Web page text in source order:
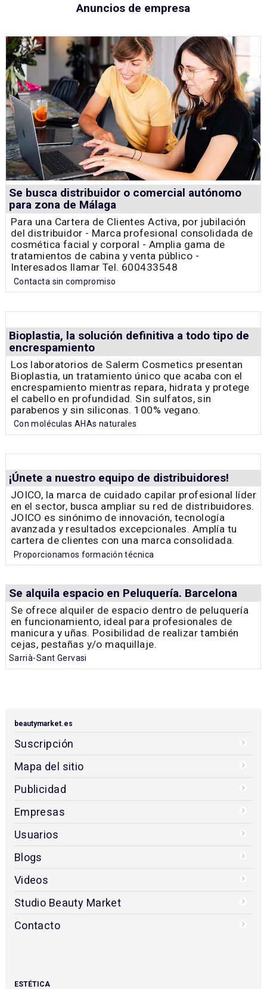
Anuncios de empresa
Se busca distribuidor o comercial autónomo
para zona de Málaga
Para una Cartera de Clientes Activa, por jubilación
del distribuidor - Marca profesional consolidada de
cosmética facial y corporal - Amplia gama de
tratamientos de cabina y venta público -
Interesados llamar Tel. 600433548
Contacta sin compromiso
Bioplastia, la solución definitiva a todo tipo de
encrespamiento
Los laboratorios de Salerm Cosmetics presentan
Bioplastia, un tratamiento único que acaba con el
encrespamiento mientras repara, hidrata y protege
el cabello en profundidad. Sin sulfatos, sin
parabenos y sin siliconas. 100% vegano.
Con moléculas AHAs naturales
¡Únete a nuestro equipo de distribuidores!
JOICO, la marca de cuidado capilar profesional líder
en el sector, busca ampliar su red de distribuidores.
JOICO es sinónimo de innovación, tecnología
avanzada y resultados excepcionales. Amplía tu
cartera de clientes con una marca consolidada.
Proporcionamos formación técnica
Se alquila espacio en Peluquería. Barcelona
Se ofrece alquiler de espacio dentro de peluquería
en funcionamiento, ideal para profesionales de
manicura y uñas. Posibilidad de realizar también
cejas, pestañas y/o maquillaje.
Sarrià-Sant Gervasi
beautymarket.es
Suscripción
Mapa del sitio
Publicidad
Empresas
Usuarios
Blogs
Videos
Studio Beauty Market
Contacto
ESTÉTICA